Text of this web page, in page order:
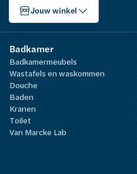
Jouw winkel
Badkamer
Badkamermeubels
Wastafels en waskommen
Douche
Baden
Kranen
Toilet
Van Marcke Lab